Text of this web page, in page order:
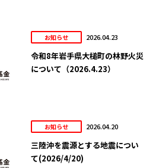
お知らせ 2026.04.23
令和8年岩手県大槌町の林野火災
について（2026.4.23）
お知らせ 2026.04.20
三陸沖を震源とする地震につい
て(2026/4/20)